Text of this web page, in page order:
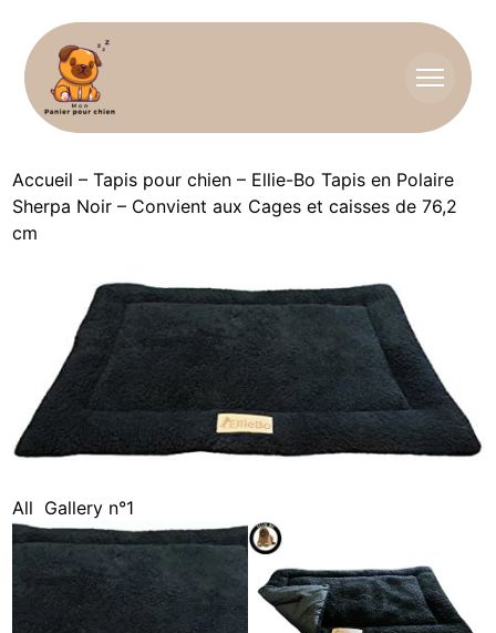
Accueil –Tapis pour chien – Ellie-Bo Tapis en Polaire
Sherpa Noir – Convient aux Cages et caisses de 76,2
cm
All Gallery n°1